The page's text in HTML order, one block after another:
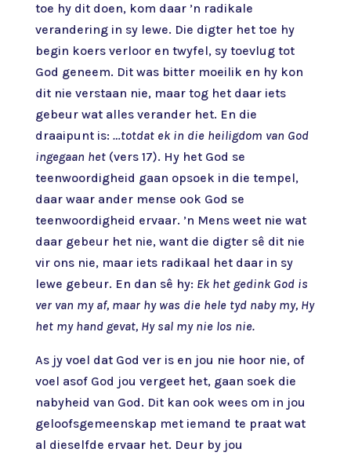
toe hy dit doen, kom daar ’n radikale
verandering in sy lewe. Die digter het toe hy
begin koers verloor en twyfel, sy toevlug tot
God geneem. Dit was bitter moeilik en hy kon
dit nie verstaan nie, maar tog het daar iets
gebeur wat alles verander het. En die
draaipunt is: …totdat ek in die heiligdom van God
ingegaan het(vers 17). Hy het God se
teenwoordigheid gaan opsoek in die tempel,
daar waar ander mense ook God se
teenwoordigheid ervaar. ’n Mens weet nie wat
daar gebeur het nie, want die digter sê dit nie
vir ons nie, maar iets radikaal het daar in sy
lewe gebeur. En dan sê hy: Ek het gedink God is
ver van my af, maar hy was die hele tyd naby my, Hy
het my hand gevat, Hy sal my nie los nie.
As jy voel dat God ver is en jou nie hoor nie, of
voel asof God jou vergeet het, gaan soek die
nabyheid van God. Dit kan ook wees om in jou
geloofsgemeenskap met iemand te praat wat
al dieselfde ervaar het. Deur by jou